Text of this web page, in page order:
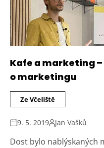
Kafe a marketing
o marketingu
Ze Včeliště
9. 5. 2019 Jan Vašků
Dost bylo nablýskaných